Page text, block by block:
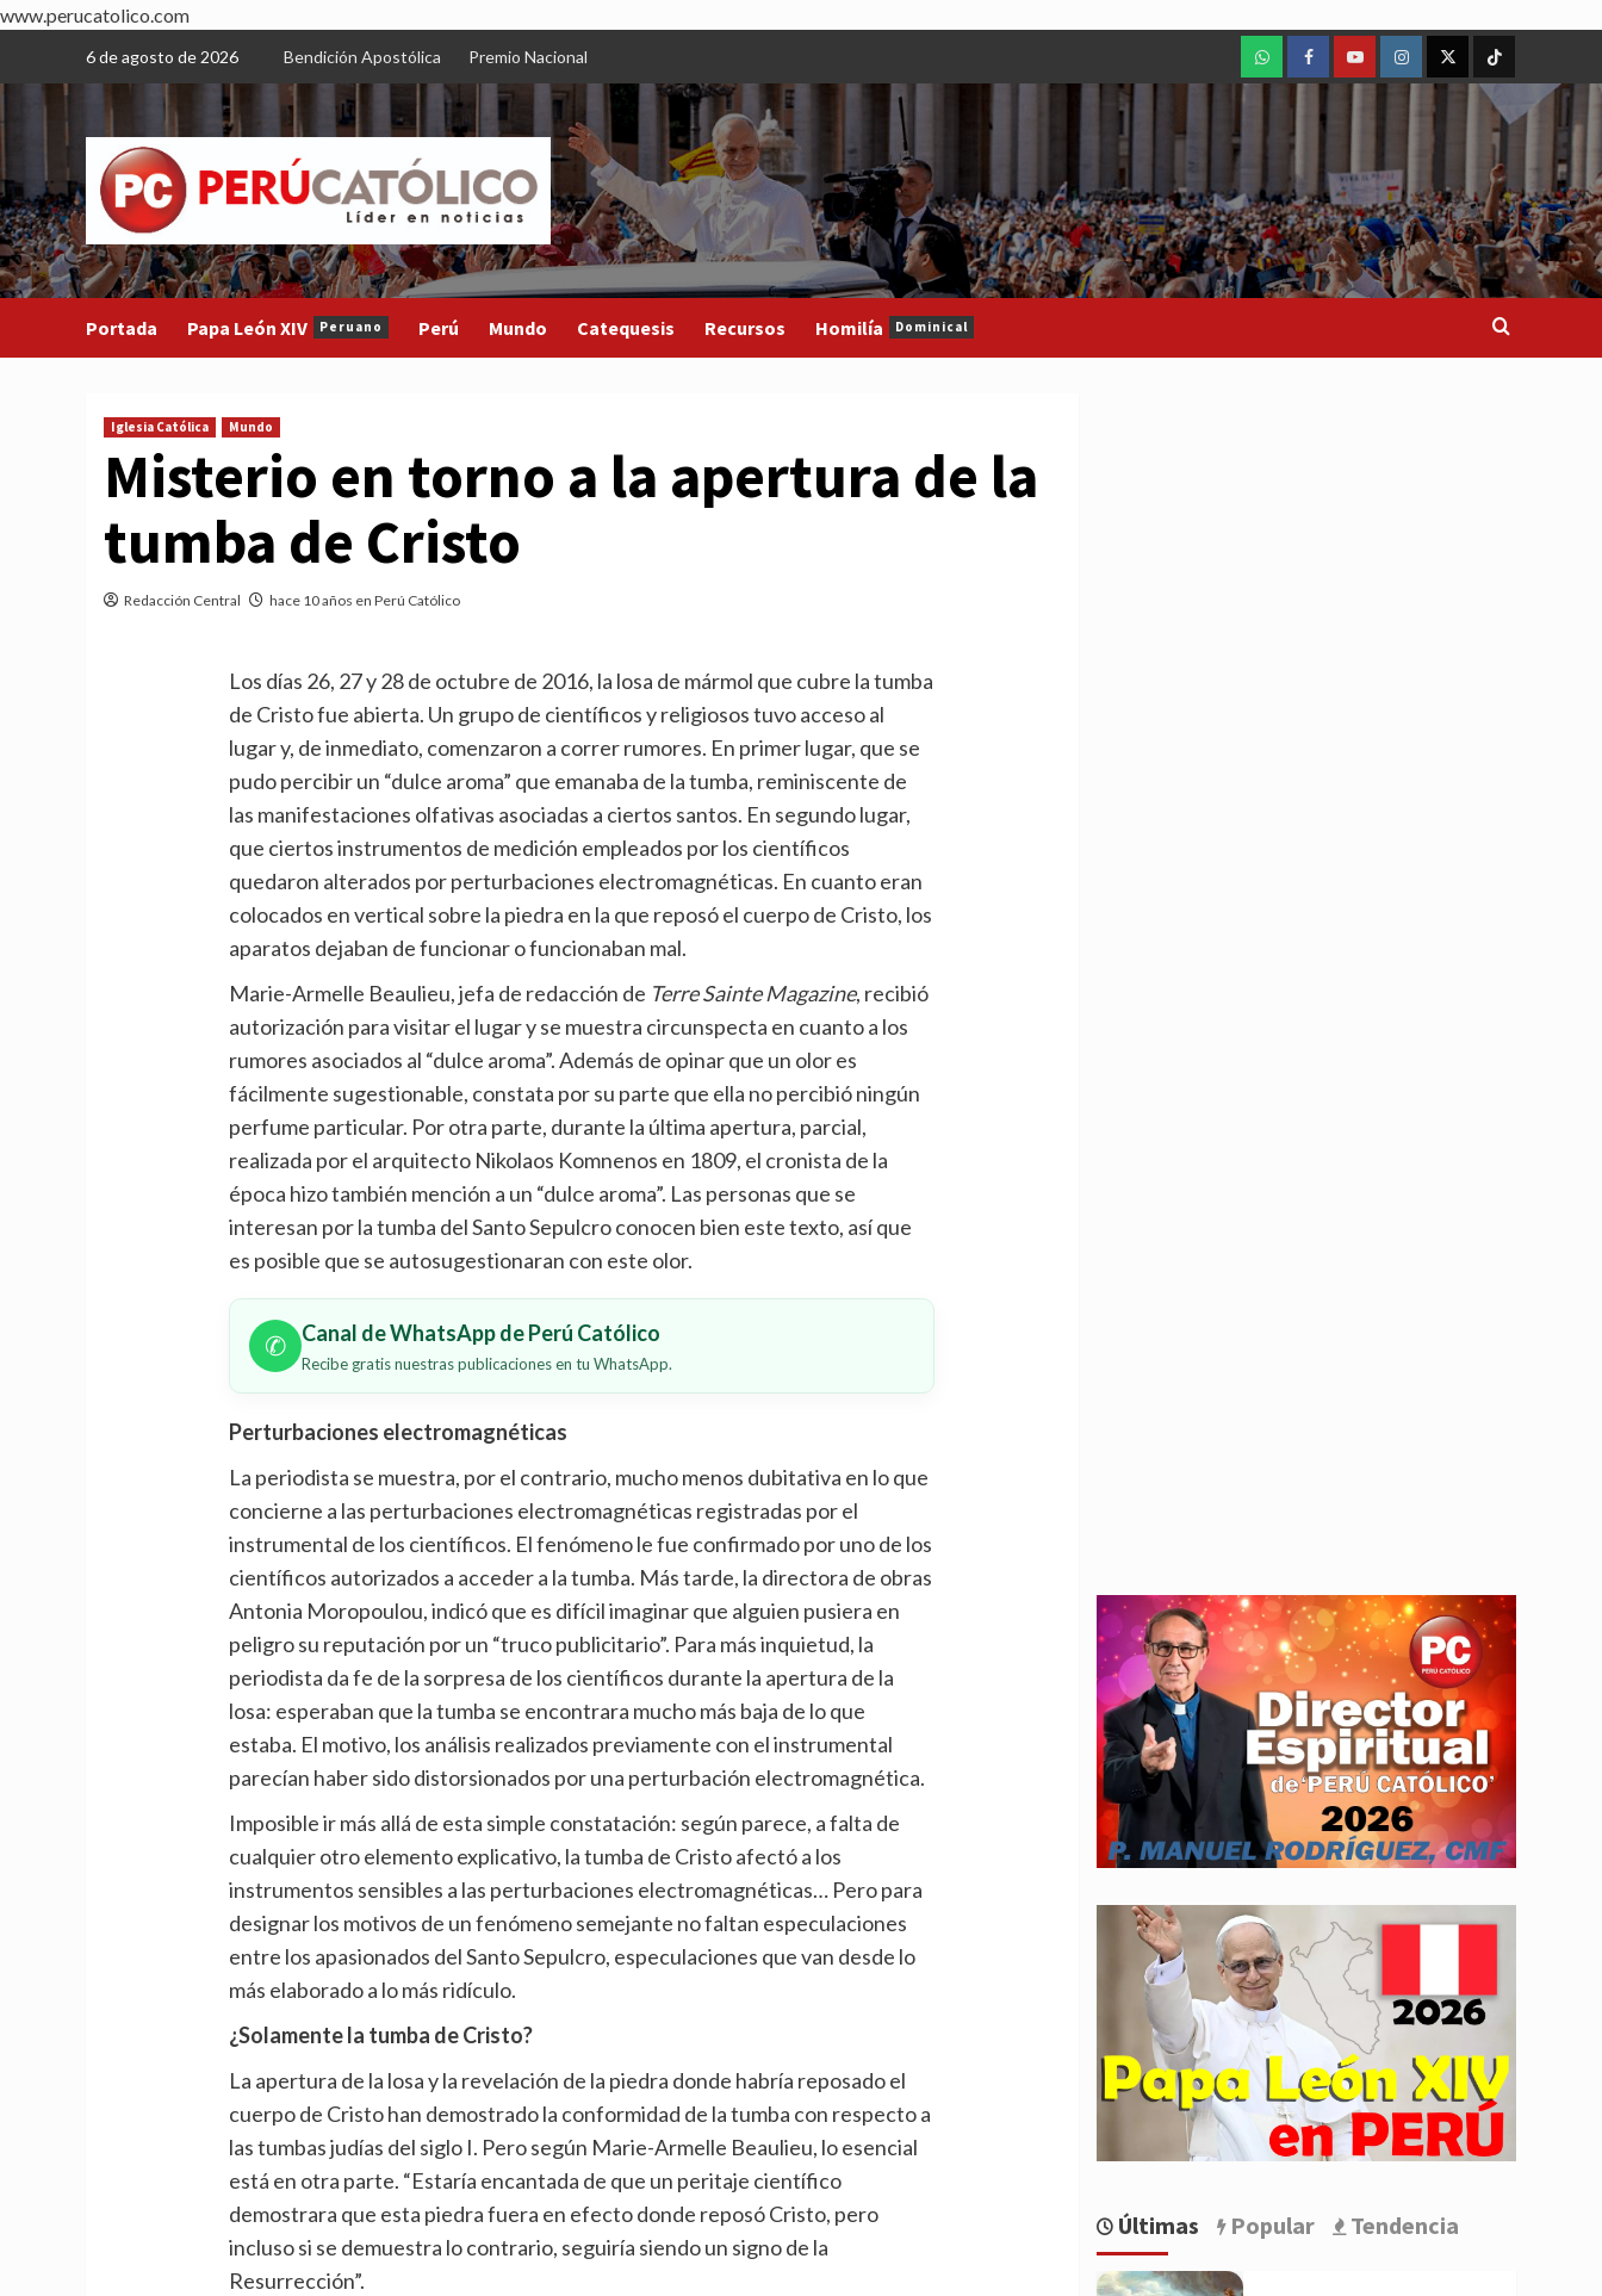
www.perucatolico.com
content
6 de agosto de 2026 Bendición Apostólica Premio Nacional
WhatsAppFacebookYoutubeInstagram
X TikTok
Portada Papa León XIV Peruano Perú Mundo Catequesis Recursos Homilía Dominical
Iglesia Católica Mundo
Misterio en torno a la apertura de la
tumba de Cristo
Redacción Central hace 10 años en Perú Católico
Los días 26, 27 y 28 de octubre de 2016, la losa de mármol que cubre la tumba
de Cristo fue abierta. Un grupo de científicos y religiosos tuvo acceso al
lugar y, de inmediato, comenzaron a correr rumores. En primer lugar, que se
pudo percibir un “dulce aroma” que emanaba de la tumba, reminiscente de
las manifestaciones olfativas asociadas a ciertos santos. En segundo lugar,
que ciertos instrumentos de medición empleados por los científicos
quedaron alterados por perturbaciones electromagnéticas. En cuanto eran
colocados en vertical sobre la piedra en la que reposó el cuerpo de Cristo, los
aparatos dejaban de funcionar o funcionaban mal.
Marie-Armelle Beaulieu, jefa de redacción de Terre Sainte Magazine, recibió
autorización para visitar el lugar y se muestra circunspecta en cuanto a los
rumores asociados al “dulce aroma”. Además de opinar que un olor es
fácilmente sugestionable, constata por su parte que ella no percibió ningún
perfume particular. Por otra parte, durante la última apertura, parcial,
realizada por el arquitecto Nikolaos Komnenos en 1809, el cronista de la
época hizo también mención a un “dulce aroma”. Las personas que se
interesan por la tumba del Santo Sepulcro conocen bien este texto, así que
es posible que se autosugestionaran con este olor.
✆ Canal de WhatsApp de Perú Católico
Recibe gratis nuestras publicaciones en tu WhatsApp.
Perturbaciones electromagnéticas
La periodista se muestra, por el contrario, mucho menos dubitativa en lo que
concierne a las perturbaciones electromagnéticas registradas por el
instrumental de los científicos. El fenómeno le fue confirmado por uno de los
científicos autorizados a acceder a la tumba. Más tarde, la directora de obras
Antonia Moropoulou, indicó que es difícil imaginar que alguien pusiera en
peligro su reputación por un “truco publicitario”. Para más inquietud, la
periodista da fe de la sorpresa de los científicos durante la apertura de la
losa: esperaban que la tumba se encontrara mucho más baja de lo que
estaba. El motivo, los análisis realizados previamente con el instrumental
parecían haber sido distorsionados por una perturbación electromagnética.
Imposible ir más allá de esta simple constatación: según parece, a falta de
cualquier otro elemento explicativo, la tumba de Cristo afectó a los
instrumentos sensibles a las perturbaciones electromagnéticas… Pero para
designar los motivos de un fenómeno semejante no faltan especulaciones
entre los apasionados del Santo Sepulcro, especulaciones que van desde lo
más elaborado a lo más ridículo.
¿Solamente la tumba de Cristo?
La apertura de la losa y la revelación de la piedra donde habría reposado el
cuerpo de Cristo han demostrado la conformidad de la tumba con respecto a
las tumbas judías del siglo I. Pero según Marie-Armelle Beaulieu, lo esencial
está en otra parte. “Estaría encantada de que un peritaje científico
demostrara que esta piedra fuera en efecto donde reposó Cristo, pero
incluso si se demuestra lo contrario, seguiría siendo un signo de la
Resurrección”.
Últimas Popular Tendencia